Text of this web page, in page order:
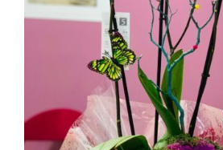
AÑADIR AL CARRITO
DETALLES